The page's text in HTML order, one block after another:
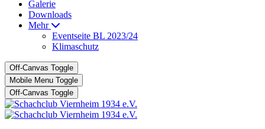
Galerie
Downloads
Mehr
Eventseite BL 2023/24
Klimaschutz
Off-Canvas Toggle
Mobile Menu Toggle
Off-Canvas Toggle